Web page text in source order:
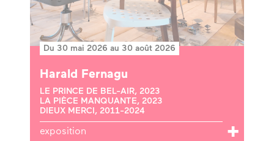
Du 30 mai 2026 au 30 août 2026
Harald Fernagu
LE PRINCE DE BEL-AIR, 2023
LA PIÈCE MANQUANTE, 2023
DIEUX MERCI, 2011-2024
exposition